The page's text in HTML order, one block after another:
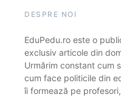
DESPRE NOI
EduPedu.ro este o
exclusiv articole din
Urmărim constant cum
cum face politicile din
îi formează pe